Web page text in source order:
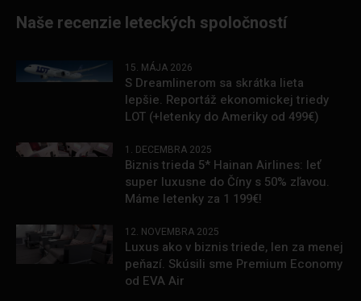
Naše recenzie leteckých spoločností
15. MÁJA 2026
S Dreamlinerom sa skrátka lieta
lepšie. Reportáž ekonomickej triedy
LOT (+letenky do Ameriky od 499€)
1. DECEMBRA 2025
Biznis trieda 5* Hainan Airlines: leť
super luxusne do Číny s 50% zľavou.
Máme letenky za 1 199€!
12. NOVEMBRA 2025
Luxus ako v biznis triede, len za menej
peňazí. Skúsili sme Premium Economy
od EVA Air